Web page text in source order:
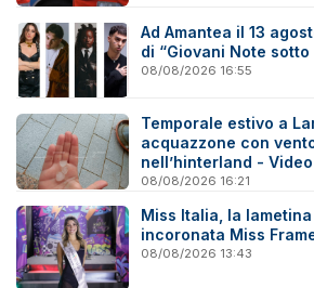
Ad Amantea il 13
di “Giovani Note
08/08/2026 16:55
Temporale estivo a
acquazzone con
nell’hinterland - Video
08/08/2026 16:21
Miss Italia, la
incoronata Miss
08/08/2026 13:43